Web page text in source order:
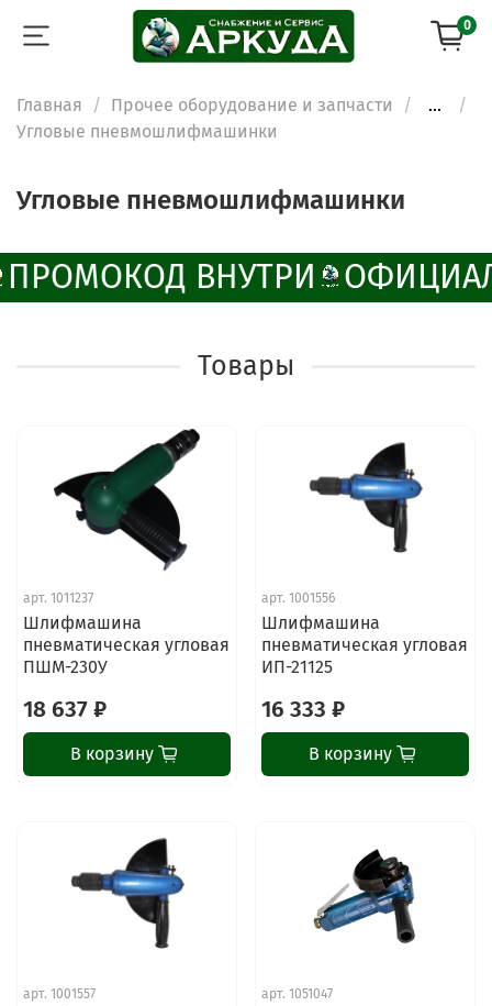
0
Главная Прочее оборудование и запчасти
...
Угловые пневмошлифмашинки
Угловые пневмошлифмашинки
ПРОМОКОД ВНУТРИ
Товары
арт. 1011237
Шлифмашина
пневматическая угловая
ПШМ-230У
18 637 ₽
В корзину
арт. 1001556
Шлифмашина
пневматическая угловая
ИП-21125
16 333 ₽
В корзину
арт. 1001557 арт. 1051047